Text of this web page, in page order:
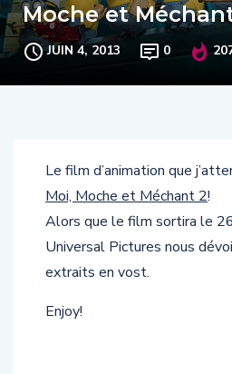
Moche et
JUIN 4, 2013 0
Le film d’animation que
Moi, Moche et Méchant 2!
Alors que le film sortira le 26
Universal Pictures nous
extraits en vost.
Enjoy!